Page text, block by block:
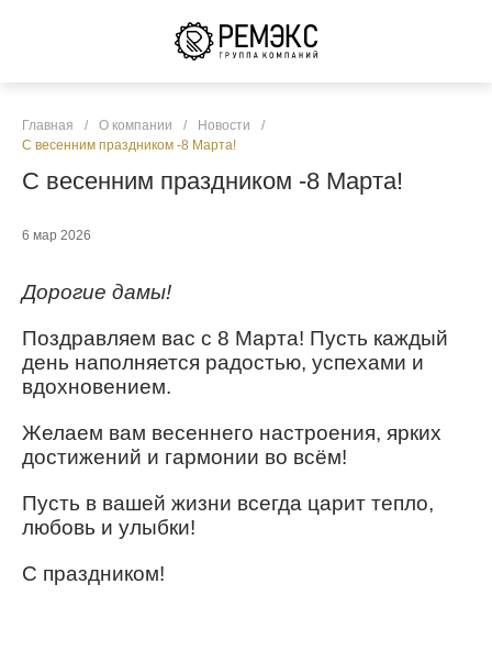
Главная / О компании / Новости
/
С весенним праздником -8 Марта!
С весенним праздником -8 Марта!
6 мар 2026
Дорогие дамы!
Поздравляем вас с 8 Марта! Пусть каждый
день наполняется радостью, успехами и
вдохновением.
Желаем вам весеннего настроения, ярких
достижений и гармонии во всём!
Пусть в вашей жизни всегда царит тепло,
любовь и улыбки!
С праздником!